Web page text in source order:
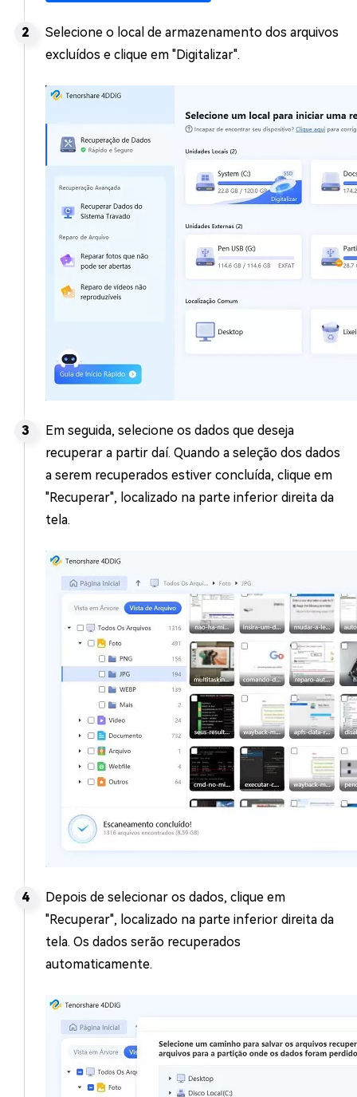
Selecione o local de armazenamento dos arquivos
excluídos e clique em "Digitalizar".
Em seguida, selecione os dados que deseja
recuperar a partir daí. Quando a seleção dos dados
a serem recuperados estiver concluída, clique em
"Recuperar", localizado na parte inferior direita da
tela.
Depois de selecionar os dados, clique em
"Recuperar", localizado na parte inferior direita da
tela. Os dados serão recuperados
automaticamente.